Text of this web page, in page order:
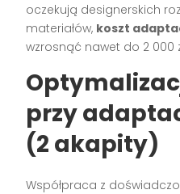
oczekują designerskich
materiałów, koszt
wzrosnąć nawet do 2 000
przy
(2 akapity)
Współpraca z